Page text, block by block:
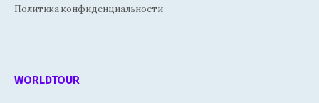
Политика конфиденциальности
WORLDTOUR